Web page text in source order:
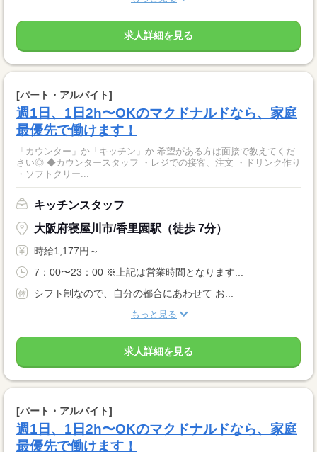
求人詳細を見る
[パート・アルバイト]
週1日、1日2h〜OKのマクドナルドなら、家庭
最優先で働けます！
「カウンター」か「キッチン」か 希望がある方は面接で教えてくだ
さい◎ ◆カウンタースタッフ ・レジでの接客、注文 ・ドリンク作り
・ソフトクリー...
キッチンスタッフ
大阪府寝屋川市/香里園駅（徒歩 7分）
時給1,177円～
7：00〜23：00 ※上記は営業時間となります...
シフト制なので、自分の都合にあわせて お...
もっと見る
求人詳細を見る
[パート・アルバイト]
週1日、1日2h〜OKのマクドナルドなら、家庭
最優先で働けます！